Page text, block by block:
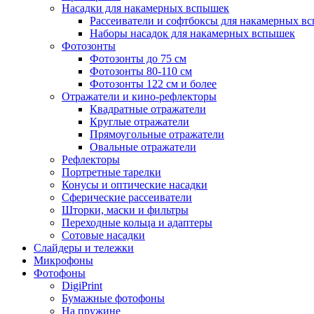
Насадки для накамерных вспышек
Рассеиватели и софтбоксы для накамерных
Наборы насадок для накамерных вспышек
Фотозонты
Фотозонты до 75 см
Фотозонты 80-110 см
Фотозонты 122 см и более
Отражатели и кино-рефлекторы
Квадратные отражатели
Круглые отражатели
Прямоугольные отражатели
Овальные отражатели
Рефлекторы
Портретные тарелки
Конусы и оптические насадки
Сферические рассеиватели
Шторки, маски и фильтры
Переходные кольца и адаптеры
Сотовые насадки
Слайдеры и тележки
Микрофоны
Фотофоны
DigiPrint
Бумажные фотофоны
На пружине